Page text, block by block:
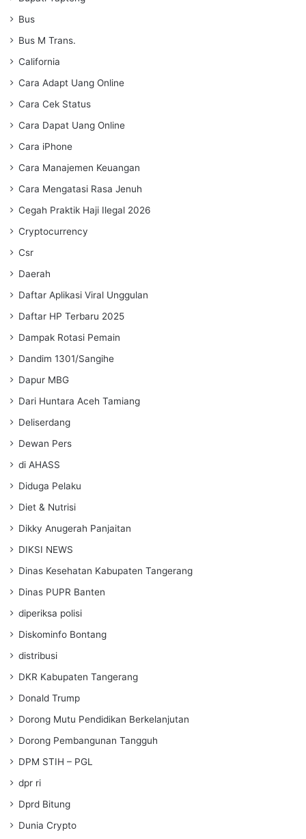
Bus
Bus M Trans.
California
Cara Adapt Uang Online
Cara Cek Status
Cara Dapat Uang Online
Cara iPhone
Cara Manajemen Keuangan
Cara Mengatasi Rasa Jenuh
Cegah Praktik Haji Ilegal 2026
Cryptocurrency
Csr
Daerah
Daftar Aplikasi Viral Unggulan
Daftar HP Terbaru 2025
Dampak Rotasi Pemain
Dandim 1301/Sangihe
Dapur MBG
Dari Huntara Aceh Tamiang
Deliserdang
Dewan Pers
di AHASS
Diduga Pelaku
Diet & Nutrisi
Dikky Anugerah Panjaitan
DIKSI NEWS
Dinas Kesehatan Kabupaten Tangerang
Dinas PUPR Banten
diperiksa polisi
Diskominfo Bontang
distribusi
DKR Kabupaten Tangerang
Donald Trump
Dorong Mutu Pendidikan Berkelanjutan
Dorong Pembangunan Tangguh
DPM STIH – PGL
dpr ri
Dprd Bitung
Dunia Crypto